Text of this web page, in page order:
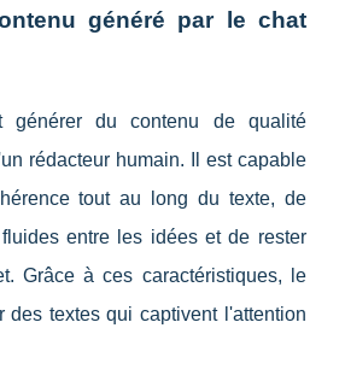
généré par le chat
générer du contenu de qualité
rédacteur humain. Il est capable
tout au long du texte, de
entre les idées et de rester
Grâce à ces caractéristiques, le
des textes qui captivent l'attention